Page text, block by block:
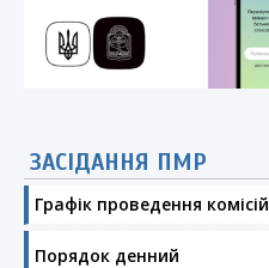
ЗАСІДАННЯ ПМР
Графік проведення комісій
Порядок денний